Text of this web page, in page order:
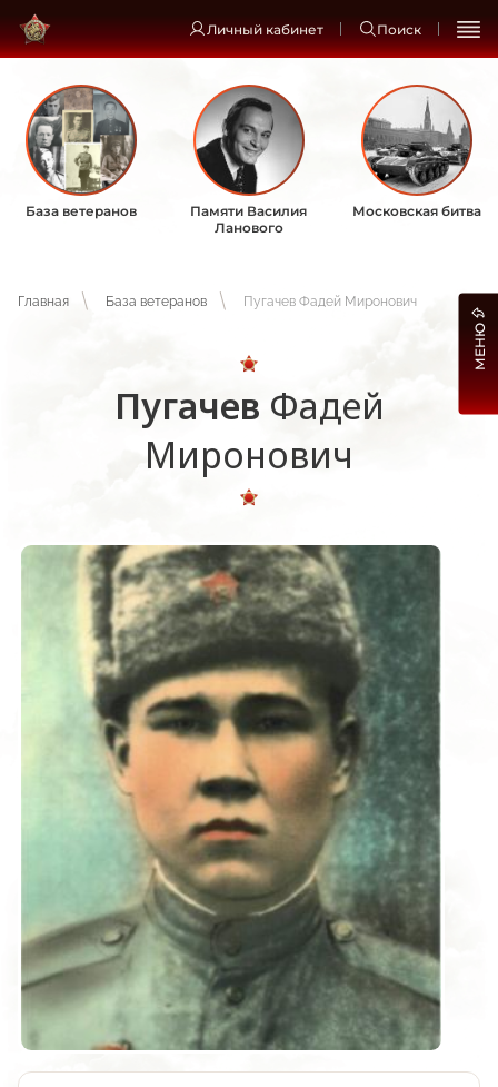
Личный кабинет Поиск
База ветеранов
Памяти Василия
Ланового
Московская битва
Главная База ветеранов Пугачев Фадей Миронович
Пугачев Фадей
Миронович
МЕНЮ